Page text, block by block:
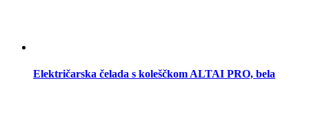
Električarska čelada s koleščkom ALTAI PRO, bela